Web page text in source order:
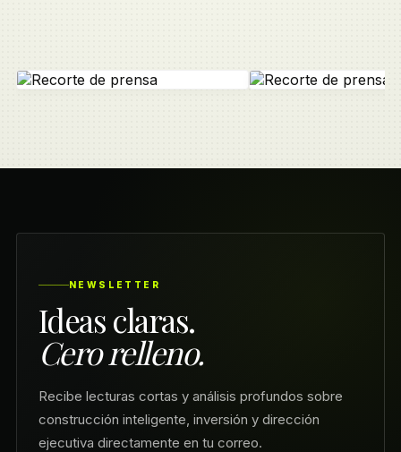
NEWSLETTER
Ideas claras.
Cero relleno.
Recibe lecturas cortas y análisis profundos sobre
construcción inteligente, inversión y dirección
ejecutiva directamente en tu correo.